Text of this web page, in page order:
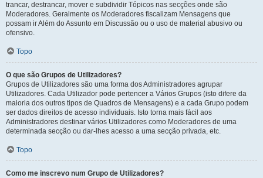
trancar, destrancar, mover e subdividir Tópicos nas secções onde são
Moderadores. Geralmente os Moderadores fiscalizam Mensagens que
possam ir Além do Assunto em Discussão ou o uso de material abusivo ou
ofensivo.
Topo
O que são Grupos de Utilizadores?
Grupos de Utilizadores são uma forma dos Administradores agrupar
Utilizadores. Cada Utilizador pode pertencer a Vários Grupos (isto difere da
maioria dos outros tipos de Quadros de Mensagens) e a cada Grupo podem
ser dados direitos de acesso individuais. Isto torna mais fácil aos
Administradores destinar vários Utilizadores como Moderadores de uma
determinada secção ou dar-lhes acesso a uma secção privada, etc.
Topo
Como me inscrevo num Grupo de Utilizadores?